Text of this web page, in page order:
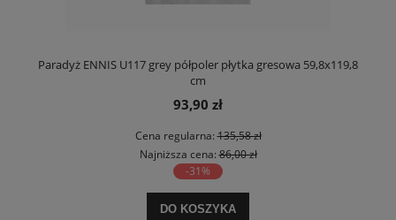
Paradyż ENNIS U117 grey półpoler płytka gresowa 59,8x119,8
cm
93,90 zł
Cena regularna:135,58 zł
Najniższa cena:86,00 zł
-31%
DO KOSZYKA